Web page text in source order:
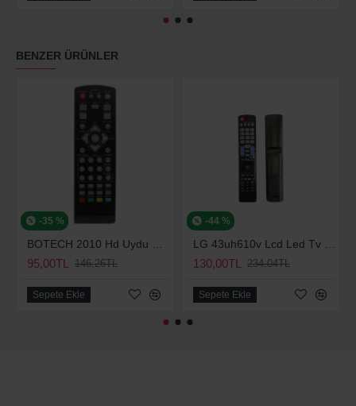
BENZER ÜRÜNLER
-35 %
95,00TL 146,26TL
Sepete Ekle
-44 %
130,00TL 234,04TL
Sepete Ekle